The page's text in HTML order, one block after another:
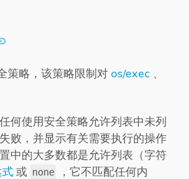
策略，该策略限制对 os/exec
何使用安全策略允许列表中未列
败，并显示有关需要执行的操作
中的大多数都是允许列表（字符
或 none
，它不匹配任何内